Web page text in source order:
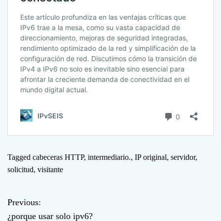
Tagged cabeceras HTTP, intermediario., IP original, servidor,
solicitud, visitante
N
Previous:
¿porque usar solo ipv6?